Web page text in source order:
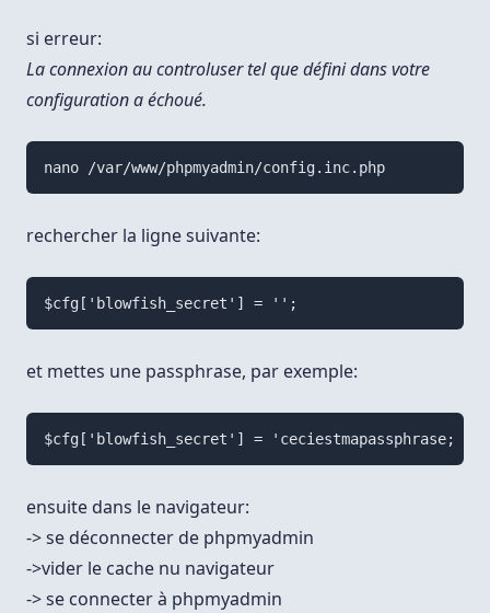
si erreur:
La connexion au controluser tel que défini dans votre
configuration a échoué.
nano /var/www/phpmyadmin/config.inc.php
rechercher la ligne suivante:
$cfg['blowfish_secret'] = '';
et mettes une passphrase, par exemple:
$cfg['blowfish_secret'] = 'ceciestmapassphrase;
ensuite dans le navigateur:
-> se déconnecter de phpmyadmin
->vider le cache nu navigateur
-> se connecter à phpmyadmin